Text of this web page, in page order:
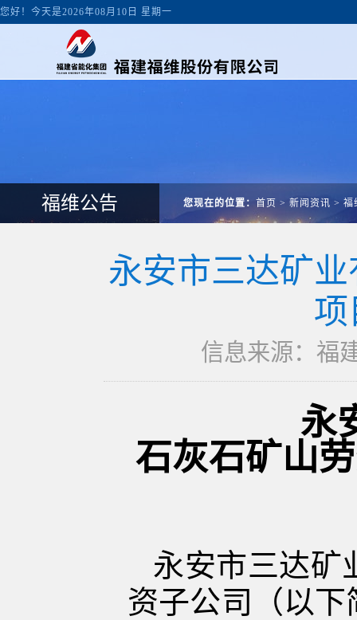
您好！今天是2026年08月10日 星期一
福维公告 您现在的位置： 首页 > 新闻资讯 > 福
永安市三达矿
项
信息来源：福
永
石灰石矿山
永安市三达矿
资子公司
（以